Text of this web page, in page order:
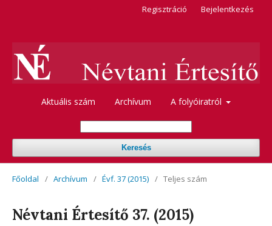
Aktuális szám Archívum A folyóiratról
Keresés
Regisztráció Bejelentkezés
Főoldal / Archívum / Évf. 37 (2015) / Teljes szám
Névtani Értesítő 37. (2015)